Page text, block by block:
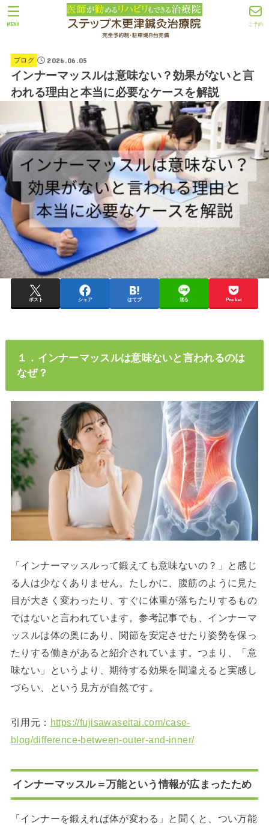
ご予約
MENU
ブログ 2026.06.05
インナーマッスルは意味ない？効果がないと言
われる理由と本当に必要なケースを解説
ポスト シェア はてブ 送る Pocket
１．インナーマッスルは意味ないと言われるのは
なぜ？
「インナーマッスルって鍛えても意味ないの？」と感じ
る人は少なくありません。たしかに、腹筋のように見た
目が大きく変わったり、すぐに体重が落ちたりするもの
ではないと言われています。参考記事でも、インナーマ
ッスルは体の奥にあり、関節を安定させたり姿勢を保っ
たりする働きがあると紹介されています。つまり、「意
味ない」というより、期待する効果を間違えると実感し
づらい、という見方が自然です。
引用元： https://fujisawaseitai.com/case-
blog/difference-between-outer-and-inner/
インナーマッスル＝万能という情報が広まったため
「インナーを鍛えれば体が変わる」と聞くと、つい万能